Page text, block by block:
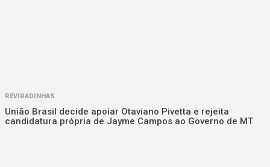
REVIRADINHAS
União Brasil decide apoiar Otaviano Pivetta e rejeita
candidatura própria de Jayme Campos ao Governo de MT